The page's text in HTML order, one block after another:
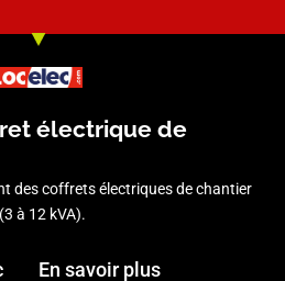
électrique de
des coffrets électriques de chantier
à 12 kVA).
En savoir plus